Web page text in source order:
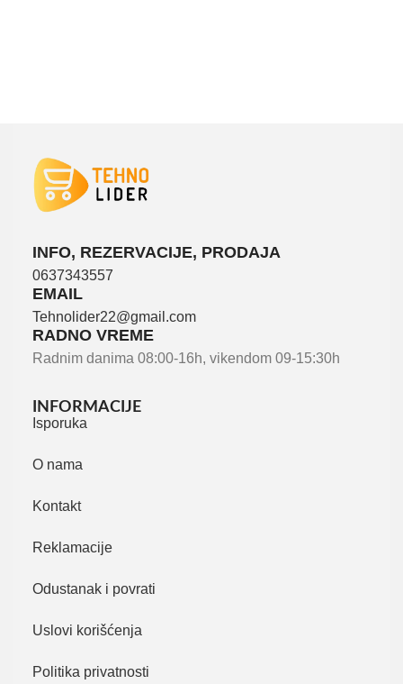
INFO, REZERVACIJE, PRODAJA
0637343557
EMAIL
Tehnolider22@gmail.com
RADNO VREME
Radnim danima 08:00-16h, vikendom 09-15:30h
INFORMACIJE
Isporuka
O nama
Kontakt
Reklamacije
Odustanak i povrati
Uslovi korišćenja
Politika privatnosti